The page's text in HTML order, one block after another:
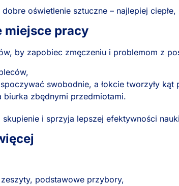
oświetlenie sztuczne – najlepiej
miejsce pracy
by zapobiec zmęczeniu i problemom z
swobodnie, a łokcie tworzyły kąt
biurka zbędnymi przedmiotami.
i sprzyja lepszej efektywności
podstawowe przybory,